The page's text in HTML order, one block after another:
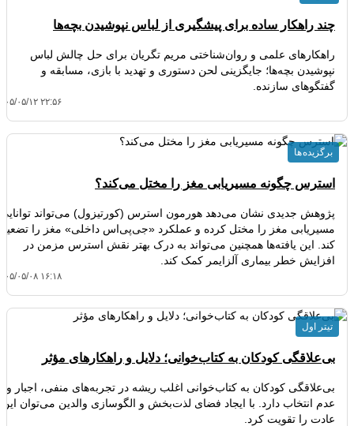
چند راهکار ساده برای پیشگیری از لباس نپوشیدن بچه‌ها
راهکارهای علمی و روان‌شناختی مریم تگریان برای حل چالش لباس
نپوشیدن بچه‌ها؛ جایگزینی لحن دستوری و تهدید با بازی، مسابقه و
گفتگوهای سازنده.
۱۴۰۵/۰۵/۱۲
استرس چگونه مسیریابی مغز را مختل می‌کند؟
پژوهش جدیدی نشان می‌دهد هورمون استرس (کورتیزول) می‌تواند توانایی
مسیریابی مغز را مختل کرده و عملکرد «جی‌پی‌اس داخلی» مغز را
کند. این یافته‌ها همچنین می‌تواند به درک بهتر نقش استرس مزمن در
افزایش خطر بیماری آلزایمر کمک کند.
۱۴۰۵/۰۵/۰۸
برگزیده ها
بی‌علاقگی کودکان به کتاب‌خوانی؛ دلایل و راهکارهای مؤثر
بی‌علاقگی کودکان به کتاب‌خوانی اغلب ریشه در تجربه‌های منفی، اجبار و
عدم انتخاب دارد. با ایجاد فضای لذت‌بخش و الگوسازی والدین می‌توان این
عادت را تقویت کرد.
تیتر اول